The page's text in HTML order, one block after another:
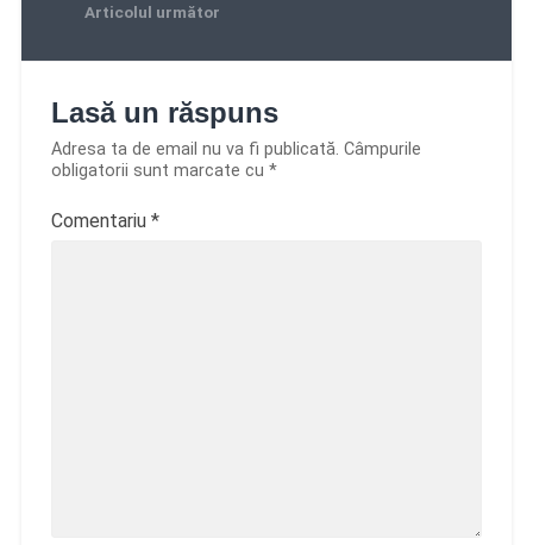
Articolul următor
Lasă un răspuns
Adresa ta de email nu va fi publicată. Câmpurile
obligatorii sunt marcate cu *
Comentariu *